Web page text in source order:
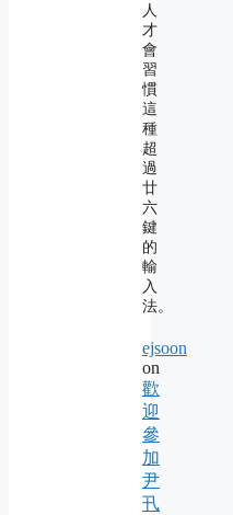
人
才
會
習
慣
這
種
超
過
廿
六
鍵
的
輸
入
法。
ejsoon
on
歡
迎
參
加
尹
卂